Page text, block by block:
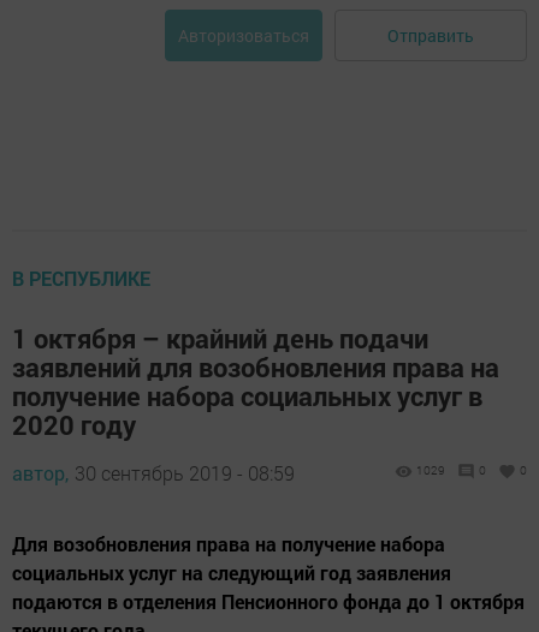
Авторизоваться Отправить
В РЕСПУБЛИКЕ
1 октября – крайний день подачи
заявлений для возобновления права на
получение набора социальных услуг в
2020 году
автор, 30 сентябрь 2019 - 08:59 1029 0 0
Для возобновления права на получение набора
социальных услуг на следующий год заявления
подаются в отделения Пенсионного фонда до 1 октября